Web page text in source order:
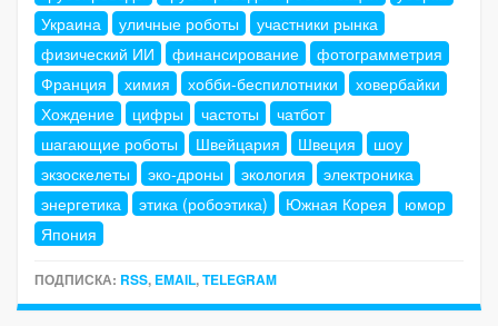
Украина
уличные роботы
участники рынка
физический ИИ
финансирование
фотограмметрия
Франция
химия хобби-беспилотники
ховербайки
Хождение
цифры частоты
чатбот
шагающие роботы
Швейцария Швеция
шоу
экзоскелеты
эко-дроны экология
электроника
энергетика
этика (робоэтика) Южная Корея
юмор
Япония
ПОДПИСКА: RSS, EMAIL,TELEGRAM